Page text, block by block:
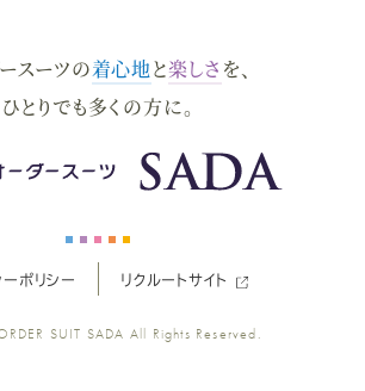
ー
ス
ツ
ー
ス
ー
ー
ス
ー
ツ
ー
ス
ツ
ス
ツ
スーツの着心地と楽しさ を、
ひとりでも多くの方に。
ーポリシー リクルートサイト
SUIT SADA All Rights Reserved.